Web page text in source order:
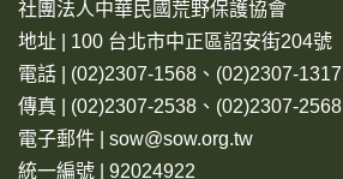
社團法人中華民國荒野保護協會
地址 | 100 台北市中正區詔安街204號
電話 | (02)2307-1568、(02)2307-1317
傳真 | (02)2307-2538、(02)2307-2568
電子郵件 | sow@sow.org.tw
統一編號 | 92024922